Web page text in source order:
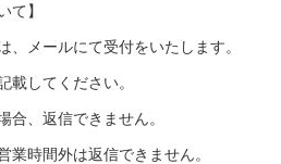
て】
、メールにて受付をいたします。
載してください。
合、返信できません。
業時間外は返信できません。